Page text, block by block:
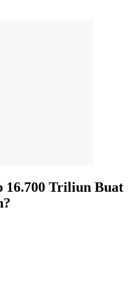
16.700 Triliun Buat